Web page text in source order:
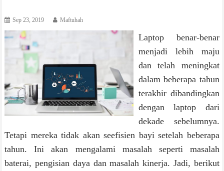
Sep 23, 2019 Maftuhah
Laptop benar-benar
menjadi lebih maju
dan telah meningkat
dalam beberapa tahun
terakhir dibandingkan
dengan laptop dari
dekade sebelumnya.
Tetapi mereka tidak akan seefisien bayi setelah beberapa
tahun. Ini akan mengalami masalah seperti masalah
baterai, pengisian daya dan masalah kinerja. Jadi, berikut